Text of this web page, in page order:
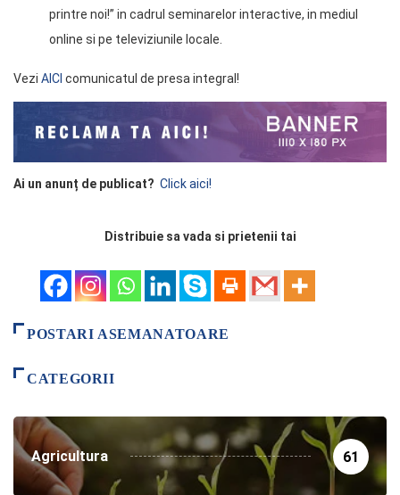
printre noi!” in cadrul seminarelor interactive, in mediul
online si pe televiziunile locale.
Vezi AICI comunicatul de presa integral!
Ai un anunț de publicat? Click aici!
Distribuie sa vada si prietenii tai
POSTARI ASEMANATOARE
CATEGORII
Agricultura 61